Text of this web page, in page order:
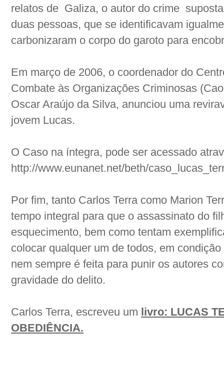
relatos de Galiza, o autor do crime
duas pessoas, que se identificavam
carbonizaram o corpo do garoto para
Em março de 2006, o coordenador do
Combate às Organizações Criminosas
Oscar Araújo da Silva, anunciou uma
jovem Lucas.
O Caso na íntegra, pode ser acessado
http://www.eunanet.net/beth/
Por fim, tanto Carlos Terra como Marion
tempo integral para que o assassinato do
esquecimento, bem como tentam
colocar qualquer um de todos, em
nem sempre é feita para punir os autores
gravidade do delito.
Carlos Terra, escreveu um livro: LUCAS
OBEDIÊNCIA.